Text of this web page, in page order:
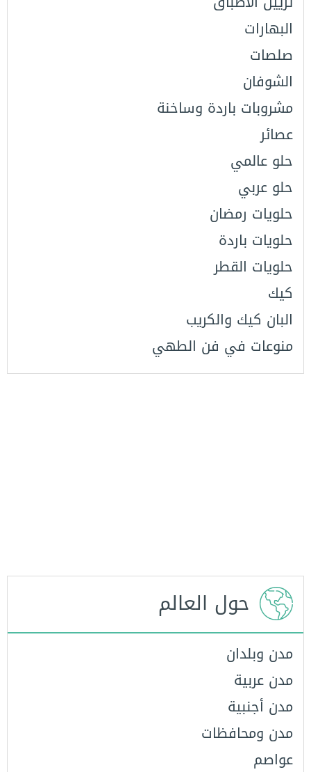
البهارات
صلصات
الشوفان
مشروبات باردة وساخنة
عصائر
حلو عالمي
حلو عربي
حلويات رمضان
حلويات باردة
حلويات القطر
كيك
البان كيك والكريب
منوعات في فن الطهي
حول العالم
مدن وبلدان
مدن عربية
مدن أجنبية
مدن ومحافظات
عواصم